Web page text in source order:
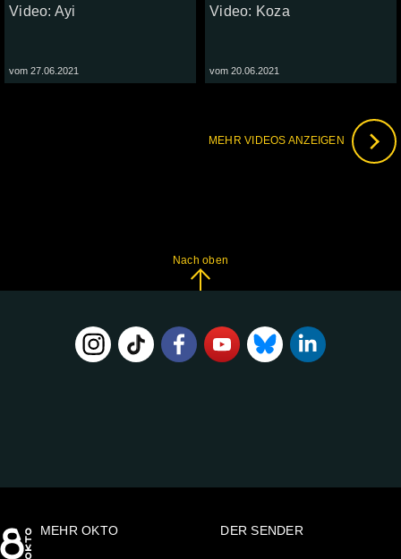
Video: Ayi
vom 27.06.2021
Video: Koza
vom 20.06.2021
MEHR VIDEOS ANZEIGEN
Nach oben
MEHR OKTO DER SENDER